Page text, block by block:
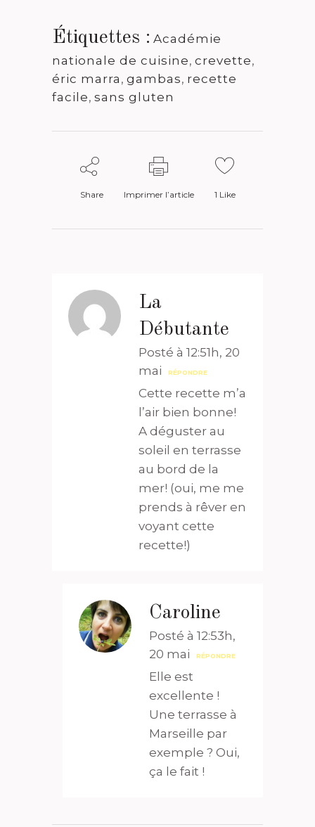
Étiquettes : Académie
nationale de cuisine, crevette,
éric marra , gambas, recette
facile, sans gluten
Share Imprimer l’article 1 Like
La
Débutante
Posté à 12:51h, 20
mai
RÉPONDRE
Cette recette m’a
l’air bien bonne!
A déguster au
soleil en terrasse
au bord de la
mer! (oui, me me
prends à rêver en
voyant cette
recette!)
Caroline
Posté à 12:53h,
20 mai
RÉPONDRE
Elle est
excellente !
Une terrasse à
Marseille par
exemple ? Oui,
ça le fait !